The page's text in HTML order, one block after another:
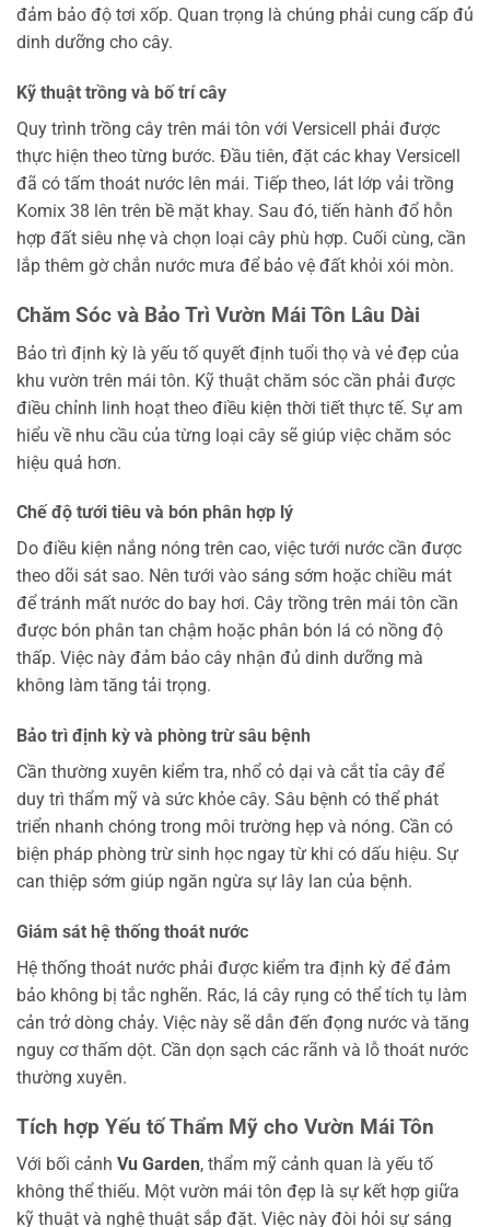
đảm bảo độ tơi xốp. Quan trọng là chúng phải cung cấp đủ
dinh dưỡng cho cây.
Kỹ thuật trồng và bố trí cây
Quy trình trồng cây trên mái tôn với Versicell phải được
thực hiện theo từng bước. Đầu tiên, đặt các khay Versicell
đã có tấm thoát nước lên mái. Tiếp theo, lát lớp vải trồng
Komix 38 lên trên bề mặt khay. Sau đó, tiến hành đổ hỗn
hợp đất siêu nhẹ và chọn loại cây phù hợp. Cuối cùng, cần
lắp thêm gờ chắn nước mưa để bảo vệ đất khỏi xói mòn.
Chăm Sóc và Bảo Trì Vườn Mái Tôn Lâu Dài
Bảo trì định kỳ là yếu tố quyết định tuổi thọ và vẻ đẹp của
khu vườn trên mái tôn. Kỹ thuật chăm sóc cần phải được
điều chỉnh linh hoạt theo điều kiện thời tiết thực tế. Sự am
hiểu về nhu cầu của từng loại cây sẽ giúp việc chăm sóc
hiệu quả hơn.
Chế độ tưới tiêu và bón phân hợp lý
Do điều kiện nắng nóng trên cao, việc tưới nước cần được
theo dõi sát sao. Nên tưới vào sáng sớm hoặc chiều mát
để tránh mất nước do bay hơi. Cây trồng trên mái tôn cần
được bón phân tan chậm hoặc phân bón lá có nồng độ
thấp. Việc này đảm bảo cây nhận đủ dinh dưỡng mà
không làm tăng tải trọng.
Bảo trì định kỳ và phòng trừ sâu bệnh
Cần thường xuyên kiểm tra, nhổ cỏ dại và cắt tỉa cây để
duy trì thẩm mỹ và sức khỏe cây. Sâu bệnh có thể phát
triển nhanh chóng trong môi trường hẹp và nóng. Cần có
biện pháp phòng trừ sinh học ngay từ khi có dấu hiệu. Sự
can thiệp sớm giúp ngăn ngừa sự lây lan của bệnh.
Giám sát hệ thống thoát nước
Hệ thống thoát nước phải được kiểm tra định kỳ để đảm
bảo không bị tắc nghẽn. Rác, lá cây rụng có thể tích tụ làm
cản trở dòng chảy. Việc này sẽ dẫn đến đọng nước và tăng
nguy cơ thấm dột. Cần dọn sạch các rãnh và lỗ thoát nước
thường xuyên.
Tích hợp Yếu tố Thẩm Mỹ cho Vườn Mái Tôn
Với bối cảnh Vu Garden, thẩm mỹ cảnh quan là yếu tố
không thể thiếu. Một vườn mái tôn đẹp là sự kết hợp giữa
kỹ thuật và nghệ thuật sắp đặt. Việc này đòi hỏi sự sáng